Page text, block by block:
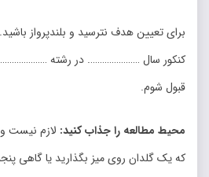
برای تعیین هدف نترسید و بلندپرواز
کنکور سال …………………. در رشته
قبول شوم.
محیط مطالعه را جذاب کنید: لازم نیست
که یک گلدان روی میز بگذارید یا گاهی